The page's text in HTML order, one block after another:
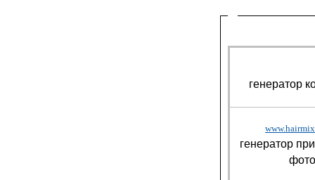
генератор
генератор
фото